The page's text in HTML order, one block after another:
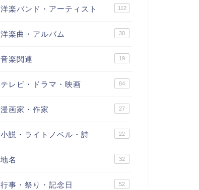
洋楽バンド・アーティスト 112
洋楽曲・アルバム 30
音楽関連 19
テレビ・ドラマ・映画 84
漫画家・作家 27
小説・ライトノベル・詩 22
地名 32
行事・祭り・記念日 52